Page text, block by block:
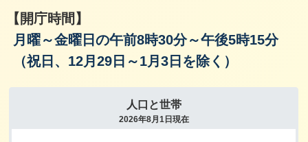
【開庁時間】
月曜～金曜日の午前8時30分～午後5時15分
（祝日、12月29日～1月3日を除く）